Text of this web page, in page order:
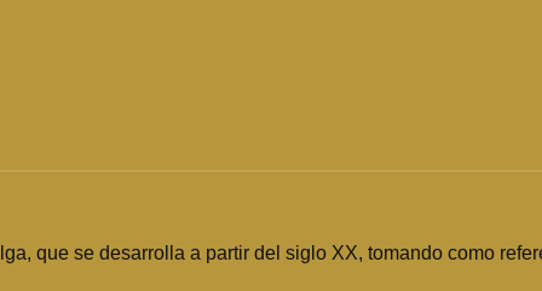
que se desarrolla a partir del siglo XX, tomando como